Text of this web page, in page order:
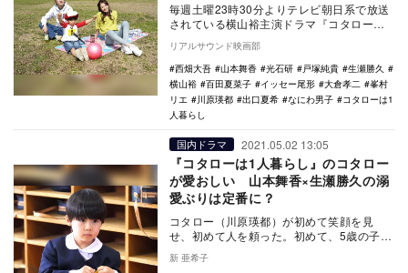
毎週土曜23時30分よりテレビ朝日系で放送
されている横山裕主演ドラマ『コタローは1
人暮らし』の第3話に戸塚純貴が出演する。
…
リアルサウンド映画部
西畑大吾
山本舞香 光石研 戸塚純貴
生瀬勝久
横山裕
百田夏菜子 イッセー尾形 大倉孝二
峯村
リエ
川原瑛都 出口夏希 なにわ男子
コタローは1
人暮らし
国内ドラマ 2021.05.02 13:05
『コタローは1人暮らし』のコタロー
が愛おしい 山本舞香×生瀬勝久の溺
愛ぶりは定番に？
コタロー（川原瑛都）が初めて笑顔を見
せ、初めて人を頼った。初めて、5歳の子ど
もの顔をのぞかせた『コタローは1人暮ら
し』（テレビ朝…
新 亜希子